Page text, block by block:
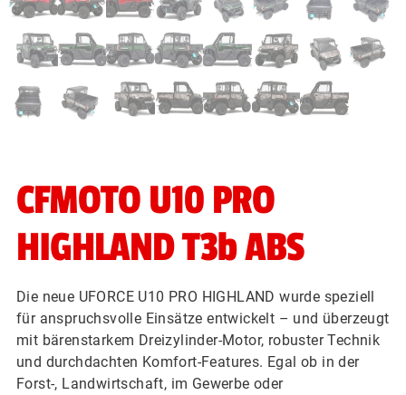
CFMOTO U10 PRO
HIGHLAND T3b ABS
Die neue UFORCE U10 PRO HIGHLAND wurde speziell
für anspruchsvolle Einsätze entwickelt – und überzeugt
mit bärenstarkem Dreizylinder-Motor, robuster Technik
und durchdachten Komfort-Features. Egal ob in der
Forst-, Landwirtschaft, im Gewerbe oder